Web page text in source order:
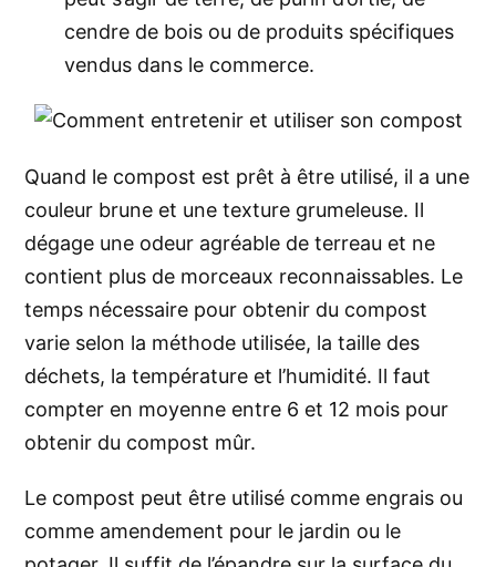
cendre de bois ou de produits spécifiques
vendus dans le commerce.
Quand le compost est prêt à être utilisé, il a une
couleur brune et une texture grumeleuse. Il
dégage une odeur agréable de terreau et ne
contient plus de morceaux reconnaissables. Le
temps nécessaire pour obtenir du compost
varie selon la méthode utilisée, la taille des
déchets, la température et l’humidité. Il faut
compter en moyenne entre 6 et 12 mois pour
obtenir du compost mûr.
Le compost peut être utilisé comme engrais ou
comme amendement pour le jardin ou le